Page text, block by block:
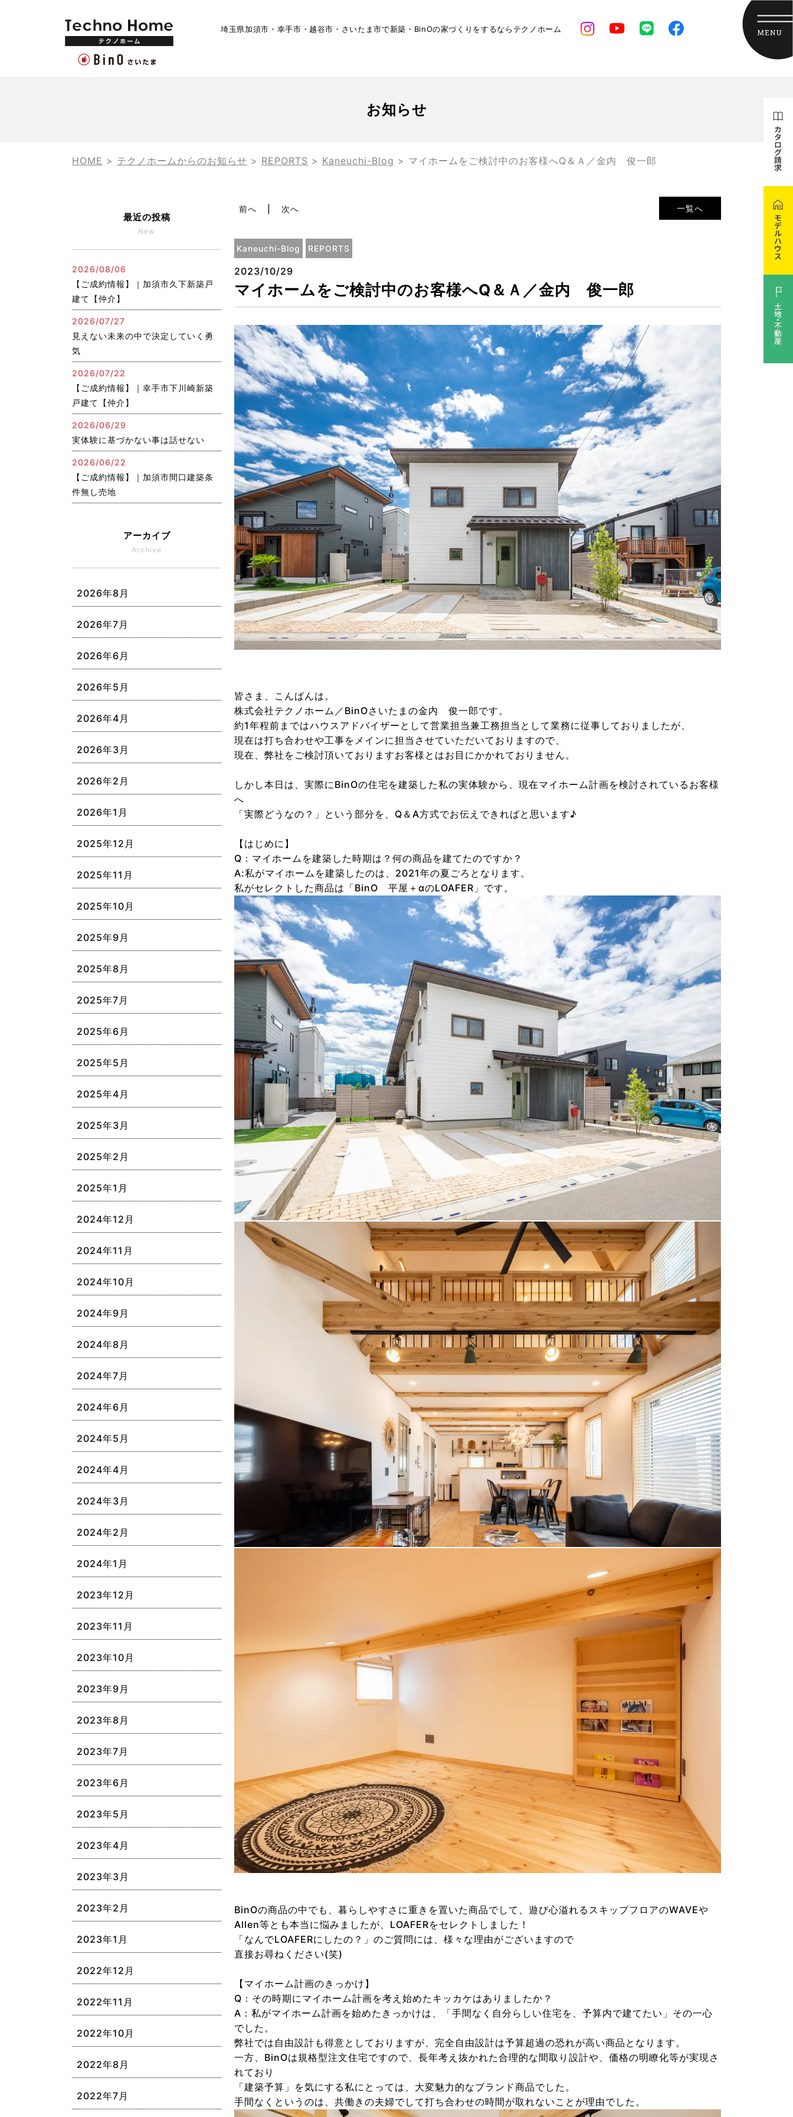
埼玉県加須市・幸手市・越谷市・さいたま市で新築・BinOの家づくりをするならテクノホーム
お知らせ
HOME > テクノホームからのお知らせ > REPORTS > Kaneuchi-Blog > マイホームをご検討中のお客様へQ＆Ａ／金内 俊一郎
一覧へ
前へ 次へ
Kaneuchi-Blog REPORTS
2023/10/29
マイホームをご検討中のお客様へQ＆Ａ／金内 俊一郎
皆さま、こんばんは。
株式会社テクノホーム／BinOさいたまの金内 俊一郎です。
約1年程前まではハウスアドバイザーとして営業担当兼工務担当として業務に従事しておりましたが、
現在は打ち合わせや工事をメインに担当させていただいておりますので、
現在、弊社をご検討頂いておりますお客様とはお目にかかれておりません。
しかし本日は、実際にBinOの住宅を建築した私の実体験から、現在マイホーム計画を検討されているお客様
へ
「実際どうなの？」という部分を、Q＆A方式でお伝えできればと思います♪
【はじめに】
Q：マイホームを建築した時期は？何の商品を建てたのですか？
A:私がマイホームを建築したのは、2021年の夏ごろとなります。
私がセレクトした商品は「BinO 平屋＋αのLOAFER」です。
BinOの商品の中でも、暮らしやすさに重きを置いた商品でして、遊び心溢れるスキップフロアのWAVEや
Allen等とも本当に悩みましたが、LOAFERをセレクトしました！
「なんでLOAFERにしたの？」のご質問には、様々な理由がございますので
直接お尋ねください(笑)
【マイホーム計画のきっかけ】
Q：その時期にマイホーム計画を考え始めたキッカケはありましたか？
A：私がマイホーム計画を始めたきっかけは、「手間なく自分らしい住宅を、予算内で建てたい」その一心
でした。
弊社では自由設計も得意としておりますが、完全自由設計は予算超過の恐れが高い商品となります。
一方、BinOは規格型注文住宅ですので、長年考え抜かれた合理的な間取り設計や、価格の明瞭化等が実現さ
れており
「建築予算」を気にする私にとっては、大変魅力的なブランド商品でした。
手間なくというのは、共働きの夫婦でして打ち合わせの時間が取れないことが理由でした。
最近の投稿
New
2026/08/06
【ご成約情報】｜加須市久下新築戸
建て【仲介】
2026/07/27
見えない未来の中で決定していく勇
気
2026/07/22
【ご成約情報】｜幸手市下川崎新築
戸建て【仲介】
2026/06/29
実体験に基づかない事は話せない
2026/06/22
【ご成約情報】｜加須市間口建築条
件無し売地
アーカイブ
Archive
2026年8月
2026年7月
2026年6月
2026年5月
2026年4月
2026年3月
2026年2月
2026年1月
2025年12月
2025年11月
2025年10月
2025年9月
2025年8月
2025年7月
2025年6月
2025年5月
2025年4月
2025年3月
2025年2月
2025年1月
2024年12月
2024年11月
2024年10月
2024年9月
2024年8月
2024年7月
2024年6月
2024年5月
2024年4月
2024年3月
2024年2月
2024年1月
2023年12月
2023年11月
2023年10月
2023年9月
2023年8月
2023年7月
2023年6月
2023年5月
2023年4月
2023年3月
2023年2月
2023年1月
2022年12月
2022年11月
2022年10月
2022年8月
2022年7月